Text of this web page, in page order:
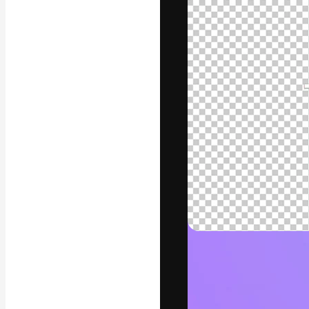
La piattaforma
migliori lavori.
creativi,
Italiano